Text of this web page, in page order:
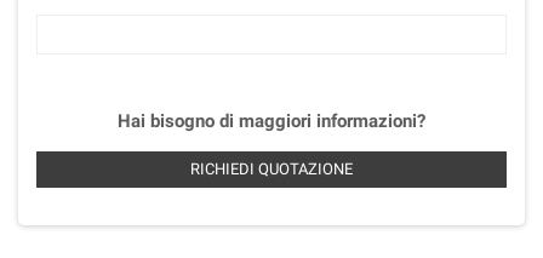
Hai bisogno di maggiori informazioni?
RICHIEDI QUOTAZIONE